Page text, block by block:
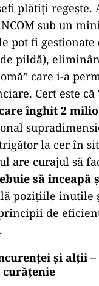
plătiți regește.
sub un
pot fi
pildă),
care i-a
Cert este că
înghit 2
la cer în
are curajul să
să înceapă
pozițiile inutile
de
și alții